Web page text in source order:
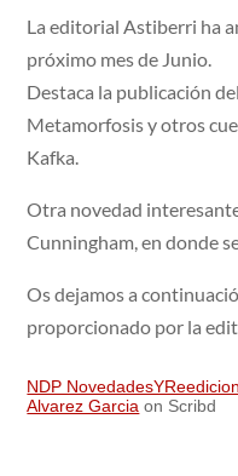
La editorial Astiberri ha
próximo mes de Junio.
Destaca la publicación
Metamorfosis y otros
Kafka.
Otra novedad
Cunningham, en donde
Os dejamos a
proporcionado por la
NDP
Alvarez Garcia on Scribd